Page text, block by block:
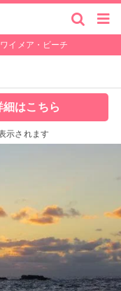
ワイメア・ビーチ
細はこちら
示されます